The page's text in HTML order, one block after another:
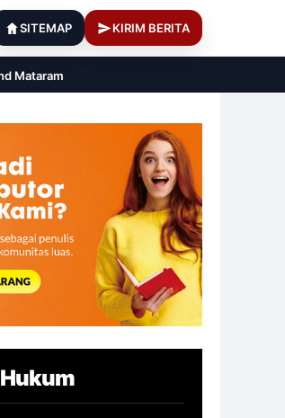
SITEMAP KIRIM BERITA
Mataram